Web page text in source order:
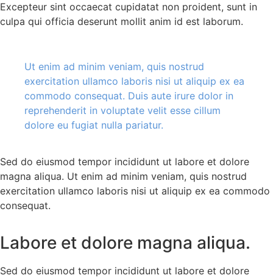
Excepteur sint occaecat cupidatat non proident, sunt in
culpa qui officia deserunt mollit anim id est laborum.
Ut enim ad minim veniam, quis nostrud
exercitation ullamco laboris nisi ut aliquip ex ea
commodo consequat. Duis aute irure dolor in
reprehenderit in voluptate velit esse cillum
dolore eu fugiat nulla pariatur.
Sed do eiusmod tempor incididunt ut labore et dolore
magna aliqua. Ut enim ad minim veniam, quis nostrud
exercitation ullamco laboris nisi ut aliquip ex ea commodo
consequat.
Labore et dolore magna aliqua.
Sed do eiusmod tempor incididunt ut labore et dolore